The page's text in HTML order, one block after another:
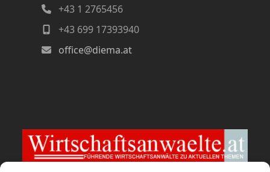
+43 1 2765456
+43 699 17393940
office@diema.at